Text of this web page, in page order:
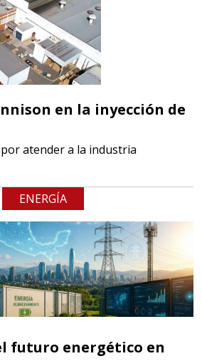
en la inyección de
atender a la industria
ENERGÍA
futuro energético en